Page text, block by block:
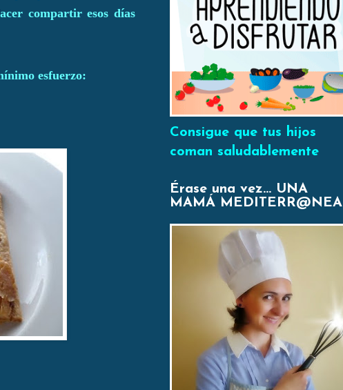
compartir esos días
esfuerzo:
Consigue que tus hijos
coman saludablemente
Érase una vez... UNA
MAMÁ MEDITERR@NEA